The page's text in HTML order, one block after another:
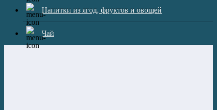
Напитки из ягод, фруктов и овощей
Чай